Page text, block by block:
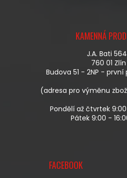
KAMENNÁ
J.A. Bati
760 01 Zlín
Budova 51 - 2NP -
(adresa pro výměnu
Pondělí až čtvrtek
Pátek 9:00 -
FACEBOOK